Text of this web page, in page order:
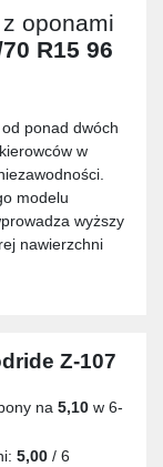
oponami
R15 96
ponad dwóch
w
modelu
wyższy
nawierzchni
Z-107
na 5,10 w 6-
5,00/ 6